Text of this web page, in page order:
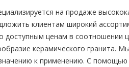
на продаже
клиентам широкий
доступным ценам в соотношении
керамического гранита.
к применению. С